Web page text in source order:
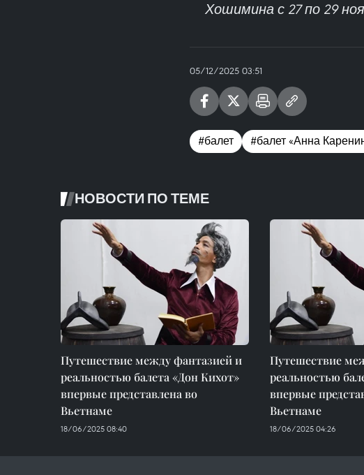
Хошимина с 27 по 29
05/12/2025 03:51
#балет #балет «Анна
НОВОСТИ ПО ТЕМЕ
Путешествие между фантазией и
реальностью балета «Дон Кихот»
впервые представлена во
Вьетнаме
18/06/2025 08:40
Путешествие
реальностью
впервые
Вьетнаме
18/06/2025 04:26